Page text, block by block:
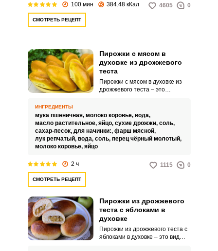
100 мин 384.48 кКал 4605 0
СМОТРЕТЬ РЕЦЕПТ
Пирожки с мясом в
духовке из дрожжевого
теста
Пирожки с мясом в духовке из
дрожжевого теста – это
послужит отличным перекусом.
ИНГРЕДИЕНТЫ
мука пшеничная, молоко коровье, вода,
масло растительное, яйцо, сухие дрожжи, соль,
сахар-песок, для начинки:, фарш мясной,
лук репчатый, вода, соль, перец чёрный молотый,
молоко коровье, яйцо
2 ч 1115 0
СМОТРЕТЬ РЕЦЕПТ
Пирожки из дрожжевого
теста с яблоками в
духовке
Пирожки из дрожжевого теста с
яблоками в духовке – это вид